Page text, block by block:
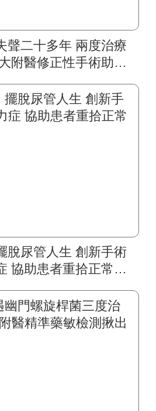
聲二十多年 兩度治療
附醫修正性手術助四
脫尿管人生 創新手術
協助患者重拾正常生